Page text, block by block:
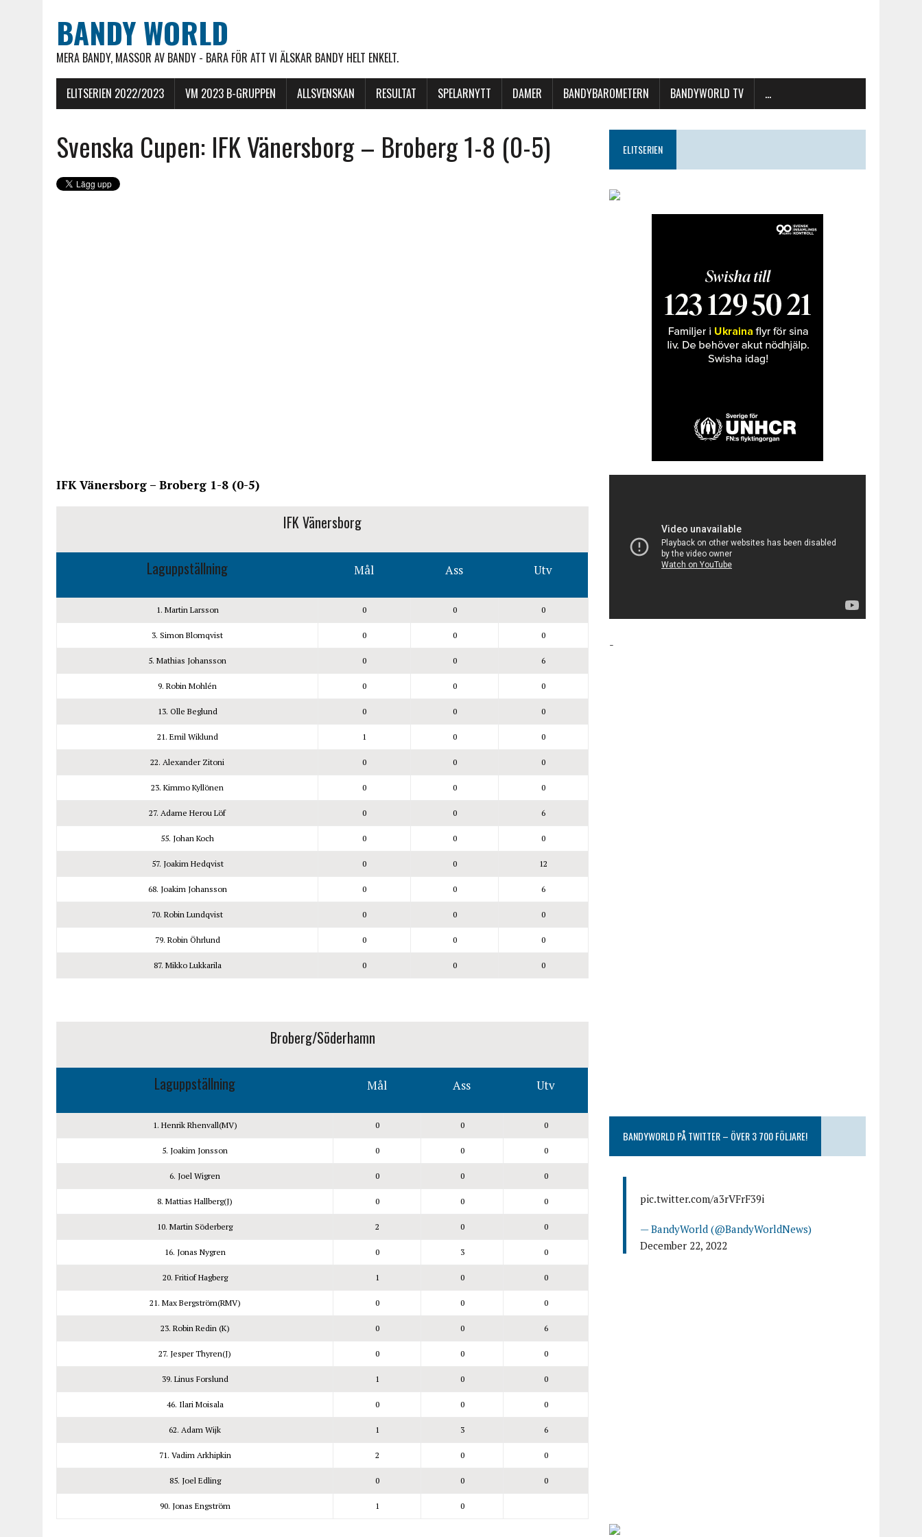
BANDY WORLD
MERA BANDY, MASSOR AV BANDY - BARA FÖR ATT VI ÄLSKAR BANDY HELT ENKELT.
ELITSERIEN 2022/2023 VM 2023 B-GRUPPEN ALLSVENSKAN RESULTAT SPELARNYTT DAMER BANDYBAROMETERN BANDYWORLD TV …
Svenska Cupen: IFK Vänersborg – Broberg 1-8 (0-5)
IFK Vänersborg – Broberg 1-8 (0-5)
IFK Vänersborg
Laguppställning Mål Ass Utv
1. Martin Larsson 0 0 0
3. Simon Blomqvist 0 0 0
5. Mathias Johansson 0 0 6
9. Robin Mohlén 0 0 0
13. Olle Beglund 0 0 0
21. Emil Wiklund 1 0 0
22. Alexander Zitoni 0 0 0
23. Kimmo Kyllönen 0 0 0
27. Adame Herou Löf 0 0 6
55. Johan Koch 0 0 0
57. Joakim Hedqvist 0 0 12
68. Joakim Johansson 0 0 6
70. Robin Lundqvist 0 0 0
79. Robin Öhrlund 0 0 0
87. Mikko Lukkarila 0 0 0
Broberg/Söderhamn
Laguppställning Mål Ass Utv
1. Henrik Rhenvall(MV) 0 0 0
5. Joakim Jonsson 0 0 0
6. Joel Wigren 0 0 0
8. Mattias Hallberg(J) 0 0 0
10. Martin Söderberg 2 0 0
16. Jonas Nygren 0 3 0
20. Fritiof Hagberg 1 0 0
21. Max Bergström(RMV) 0 0 0
23. Robin Redin (K) 0 0 6
27. Jesper Thyren(J) 0 0 0
39. Linus Forslund 1 0 0
46. Ilari Moisala 0 0 0
62. Adam Wijk 1 3 6
71. Vadim Arkhipkin 2 0 0
85. Joel Edling 0 0 0
90. Jonas Engström 1 0
ELITSERIEN
-
BANDYWORLD PÅ TWITTER – ÖVER 3 700 FÖLJARE!
pic.twitter.com/a3rVFrF39i
— BandyWorld (@BandyWorldNews)
December 22, 2022